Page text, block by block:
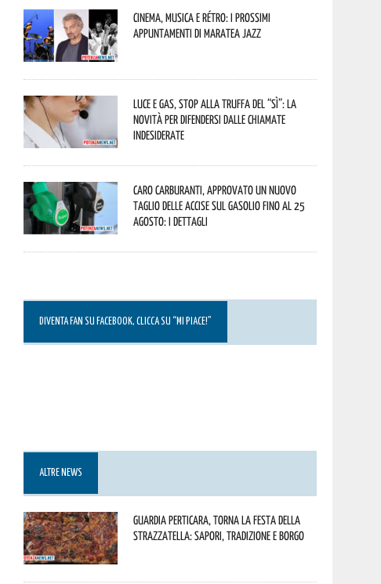
Cinema, musica e rétro: i prossimi
appuntamenti di Maratea Jazz
Luce e gas, stop alla truffa del “Sì”: la
novità per difendersi dalle chiamate
indesiderate
Caro carburanti, approvato un nuovo
taglio delle accise sul gasolio fino al 25
agosto: i dettagli
DIVENTA FAN SU FACEBOOK, CLICCA SU “MI PIACE!”
ALTRE NEWS
Guardia Perticara, torna la Festa della
Strazzatella: sapori, tradizione e borgo